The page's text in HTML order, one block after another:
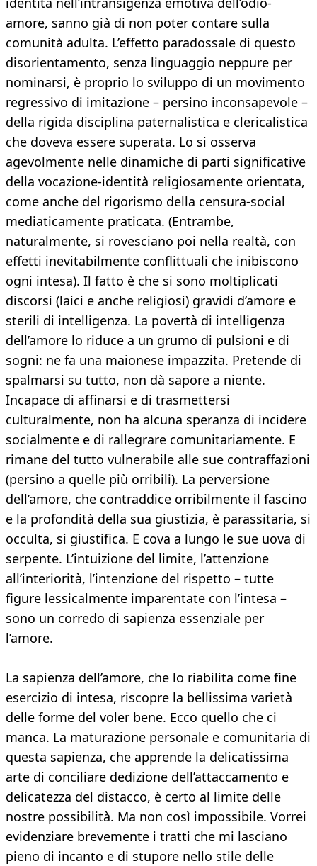
amore, sanno già di non poter contare sulla
comunità adulta. L’effetto paradossale di questo
disorientamento, senza linguaggio neppure per
nominarsi, è proprio lo sviluppo di un movimento
regressivo di imitazione – persino inconsapevole –
della rigida disciplina paternalistica e clericalistica
che doveva essere superata. Lo si osserva
agevolmente nelle dinamiche di parti significative
della vocazione-identità religiosamente orientata,
come anche del rigorismo della censura-social
mediaticamente praticata. (Entrambe,
naturalmente, si rovesciano poi nella realtà, con
effetti inevitabilmente conflittuali che inibiscono
ogni intesa). Il fatto è che si sono moltiplicati
discorsi (laici e anche religiosi) gravidi d’amore e
sterili di intelligenza. La povertà di intelligenza
dell’amore lo riduce a un grumo di pulsioni e di
sogni: ne fa una maionese impazzita. Pretende di
spalmarsi su tutto, non dà sapore a niente.
Incapace di affinarsi e di trasmettersi
culturalmente, non ha alcuna speranza di incidere
socialmente e di rallegrare comunitariamente. E
rimane del tutto vulnerabile alle sue contraffazioni
(persino a quelle più orribili). La perversione
dell’amore, che contraddice orribilmente il fascino
e la profondità della sua giustizia, è parassitaria, si
occulta, si giustifica. E cova a lungo le sue uova di
serpente. L’intuizione del limite, l’attenzione
all’interiorità, l’intenzione del rispetto – tutte
figure lessicalmente imparentate con l’intesa –
sono un corredo di sapienza essenziale per
l’amore.
La sapienza dell’amore, che lo riabilita come fine
esercizio di intesa, riscopre la bellissima varietà
delle forme del voler bene. Ecco quello che ci
manca. La maturazione personale e comunitaria di
questa sapienza, che apprende la delicatissima
arte di conciliare dedizione dell’attaccamento e
delicatezza del distacco, è certo al limite delle
nostre possibilità. Ma non così impossibile. Vorrei
evidenziare brevemente i tratti che mi lasciano
pieno di incanto e di stupore nello stile delle